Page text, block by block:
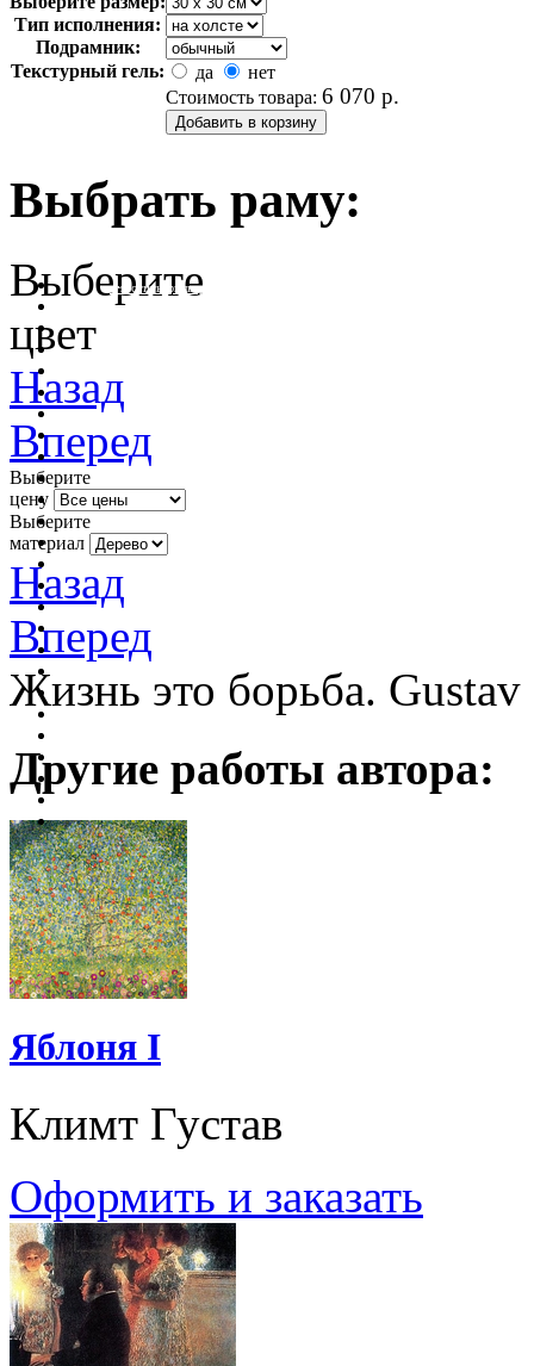
Тип исполнения:
Подрамник:
Текстурный гель:
да
нет
Стоимость товара: 6 070 р.
Выбрать раму:
очистить фильтр цвета
Выберите
цвет
Назад
Вперед
Выберите
цену
Выберите
материал
Назад
Вперед
Жизнь это борьба.
Другие работы автора:
Яблоня I
Климт Густав
Оформить и заказать